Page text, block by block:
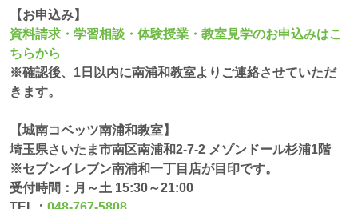
【お申込み】
資料請求・学習相談・体験授業・教室見学のお申込みはこ
ちらから
※確認後、1日以内に南浦和教室よりご連絡させていただ
きます。
【城南コベッツ南浦和教室】
埼玉県さいたま市南区南浦和2-7-2 メゾンドール杉浦1階
※セブンイレブン南浦和一丁目店が目印です。
受付時間：月～土 15:30～21:00